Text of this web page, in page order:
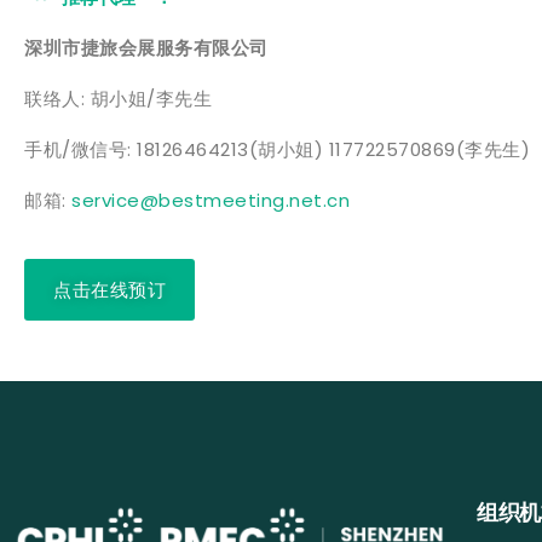
深圳市捷旅会展服务有限公司
联络人: 胡小姐/李先生
手机/微信号: 18126464213(胡小姐) 117722570869(李先生)
邮箱: service@bestmeeting.net.cn
点击在线预订
组织